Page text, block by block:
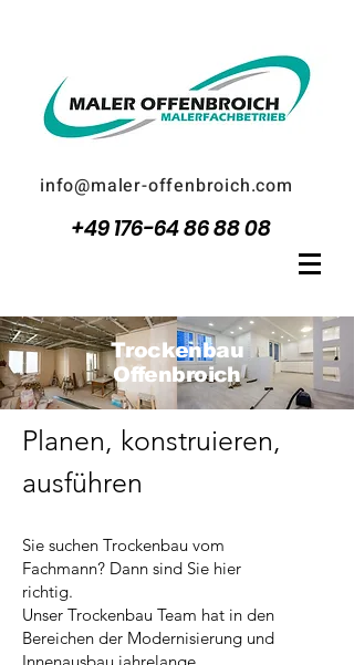
info@maler-offenbroich.com
+49 176-64 86 88 08
Trockenbau
Offenbroich
Planen, konstruieren,
ausführen
Sie suchen Trockenbau vom
Fachmann? Dann sind Sie hier
richtig.
Unser Trockenbau Team hat in den
Bereichen der Modernisierung und